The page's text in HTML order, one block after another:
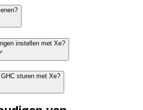
instellen met Xe?
sturen met Xe?